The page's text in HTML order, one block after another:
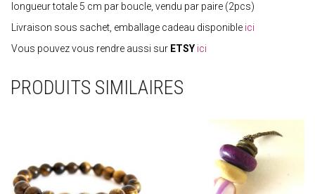
longueur totale 5 cm par boucle, vendu par paire (2pcs)
Livraison sous sachet, emballage cadeau disponible ici
Vous pouvez vous rendre aussi sur ETSY ici
PRODUITS SIMILAIRES